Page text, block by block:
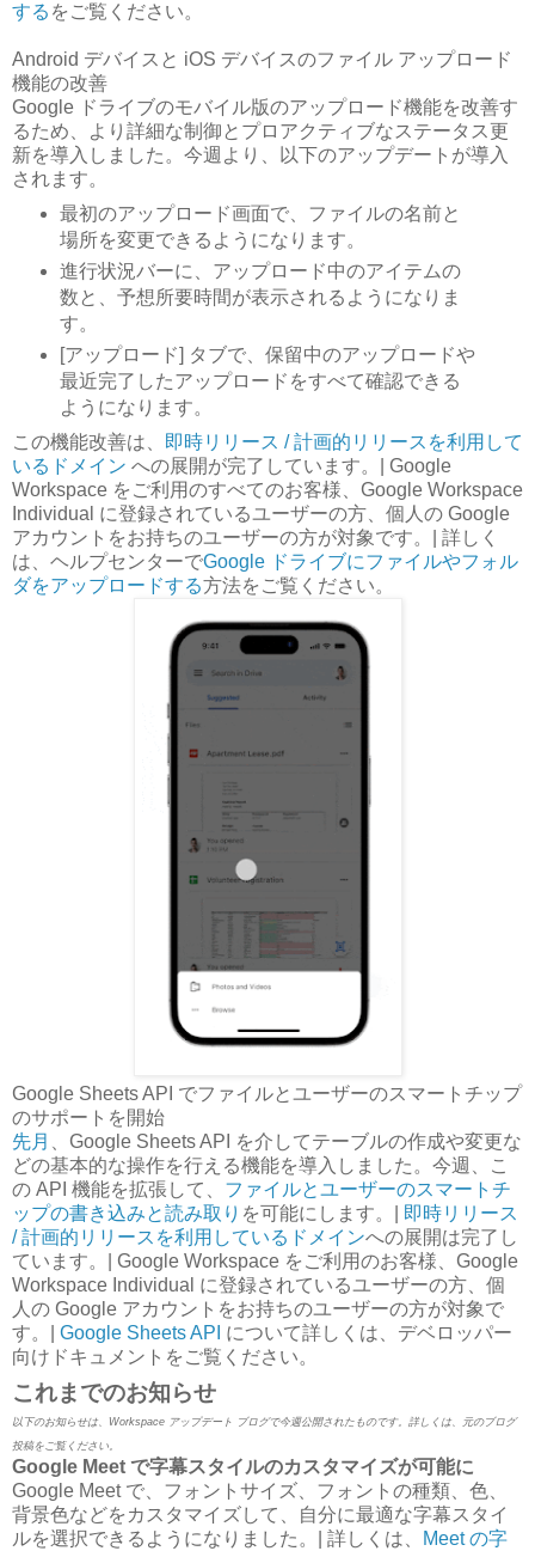
する をご覧ください。
Android デバイスと iOS デバイスのファイル アップロード
機能の改善
Google ドライブのモバイル版のアップロード機能を改善す
るため、より詳細な制御とプロアクティブなステータス更
新を導入しました。今週より、以下のアップデートが導入
されます。
最初のアップロード画面で、ファイルの名前と
場所を変更できるようになります。
進行状況バーに、アップロード中のアイテムの
数と、予想所要時間が表示されるようになりま
す。
[アップロード] タブで、保留中のアップロードや
最近完了したアップロードをすべて確認できる
ようになります。
この機能改善は、
即時リリース / 計画的リリースを利用して
いるドメイン への展開が完了しています。| Google
Workspace をご利用のすべてのお客様、Google Workspace
Individual に登録されているユーザーの方、個人の Google
アカウントをお持ちのユーザーの方が対象です。| 詳しく
は、ヘルプセンターでGoogle ドライブにファイルやフォル
ダをアップロードする方法をご覧ください。
Google Sheets API でファイルとユーザーのスマートチップ
のサポートを開始
先月
、Google Sheets API を介してテーブルの作成や変更な
どの基本的な操作を行える機能を導入しました。今週、こ
の API 機能を拡張して、 ファイルとユーザーのスマートチ
ップの書き込みと読み取り を可能にします。|
即時リリース
/ 計画的リリースを利用しているドメインへの展開は完了し
ています。| Google Workspace をご利用のお客様、Google
Workspace Individual に登録されているユーザーの方、個
人の Google アカウントをお持ちのユーザーの方が対象で
す。| Google Sheets API について詳しくは、デベロッパー
向けドキュメントをご覧ください。
これまでのお知らせ
以下のお知らせは、Workspace アップデート ブログで今週公開されたものです。詳しくは、元のブログ
投稿をご覧ください。
Google Meet で字幕スタイルのカスタマイズが可能に
Google Meet で、フォントサイズ、フォントの種類、色、
背景色などをカスタマイズして、自分に最適な字幕スタイ
ルを選択できるようになりました。| 詳しくは、
Meet の字